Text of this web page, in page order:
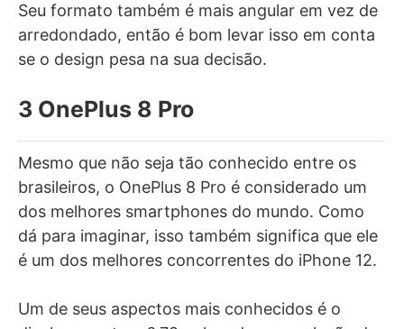
Seu formato também é mais angular em vez de
arredondado, então é bom levar isso em conta
se o design pesa na sua decisão.
3 OnePlus 8 Pro
Mesmo que não seja tão conhecido entre os
brasileiros, o OnePlus 8 Pro é considerado um
dos melhores smartphones do mundo. Como
dá para imaginar, isso também significa que ele
é um dos melhores concorrentes do iPhone 12.
Um de seus aspectos mais conhecidos é o